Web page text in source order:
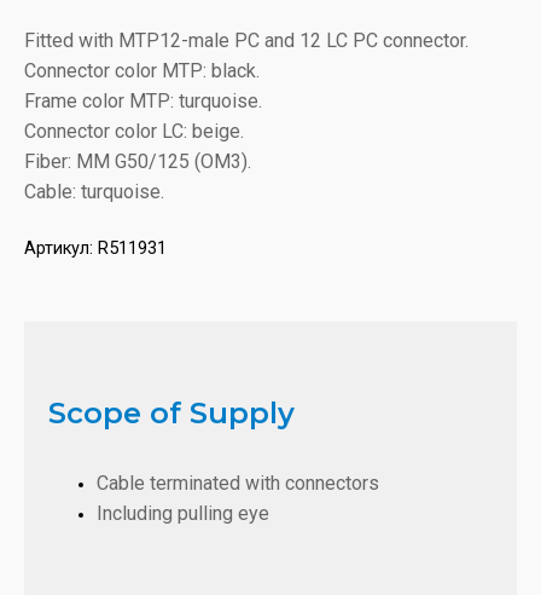
Fitted with MTP12-male PC and 12 LC PC connector.
Connector color MTP: black.
Frame color MTP: turquoise.
Connector color LC: beige.
Fiber: MM G50/125 (OM3).
Cable: turquoise.
Артикул: R511931
Scope of Supply
Cable terminated with connectors
Including pulling eye